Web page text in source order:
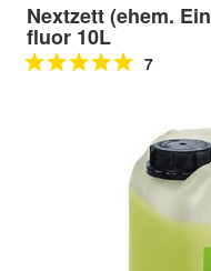
Nextzett (ehem.
fluor 10L
7